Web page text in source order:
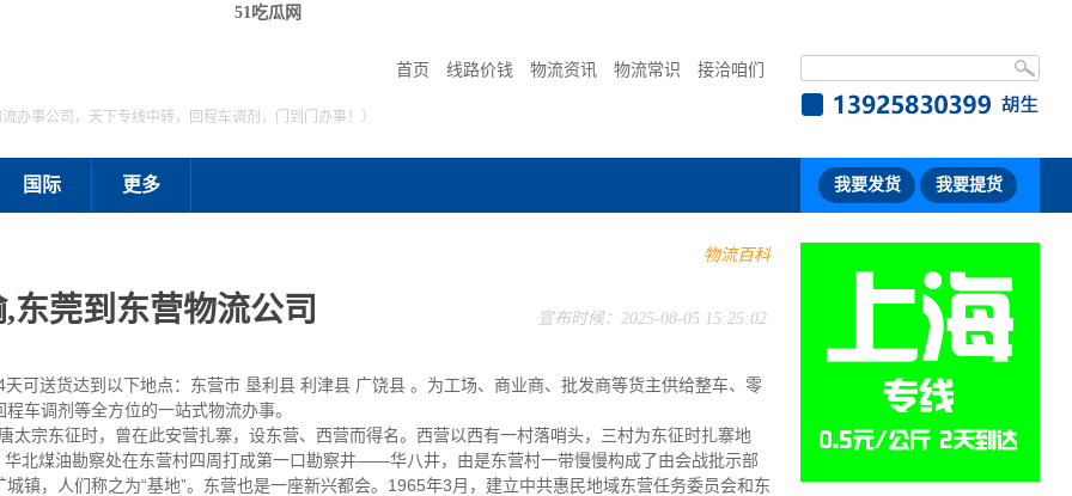
51吃瓜网
首页 线路价钱 物流资讯 物流常识 接洽咱们
办事公司，天下专线中转，回程车调剂，门到门办事！）
国际 更多 我要发货 我要提货
物流百科
莞到东营物流公司 宣布时候：2025-08-05 15:25:02
天可送货达到以下地点：东营市 垦利县 利津县 广饶县 。为工场、商业商、批发商等货主供给整车、零
车调剂等全方位的一站式物流办事。
宗东征时，曾在此安营扎寨，设东营、西营而得名。西营以西有一村落哨头，三村为东征时扎寨地
北煤油勘察处在东营村四周打成第一口勘察井——华八井，由是东营村一带慢慢构成了由会战批示部
镇，人们称之为“基地”。东营也是一座新兴都会。1965年3月，建立中共惠民地域东营任务委员会和东